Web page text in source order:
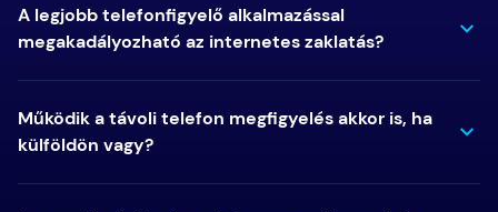
A legjobb telefonfigyelő alkalmazással
megakadályozható az internetes zaklatás?
Működik a távoli telefon megfigyelés akkor is, ha
külföldön vagy?